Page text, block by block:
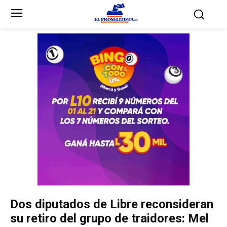
Partidos Políticos
Partido Liberal
Unificación Democrática
Anticorrupción
Partidos Políticos
Partido Liberal
Unificación Democrática
Anticorrupción
Dos diputados de Libre reconsideran
su retiro del grupo de traidores: Mel